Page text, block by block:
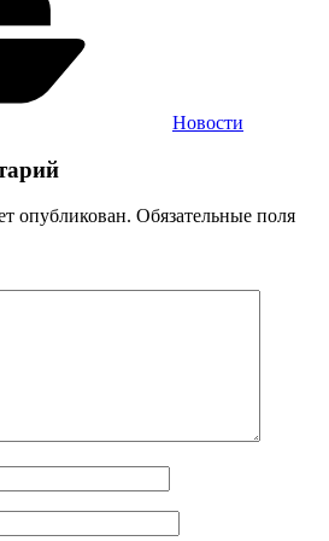
Новости
опубликован. Обязательные поля